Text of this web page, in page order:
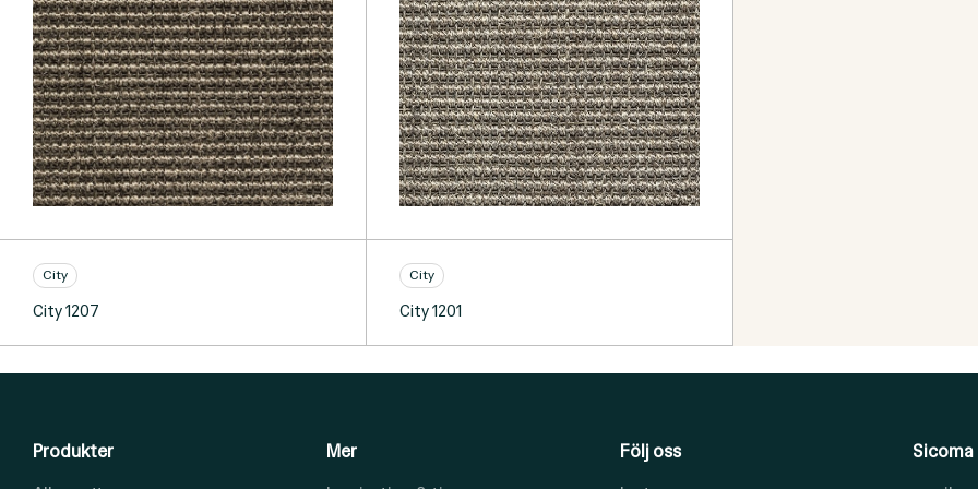
City
City 1207
City
City 1201
Produkter
Mer
Följ oss
Sicoma